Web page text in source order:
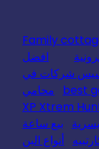
Family
افضل
شركات في
best
محامي
XP Xtrem
بيع ساعة
أنواع البن